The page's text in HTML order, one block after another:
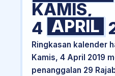
KAMIS,
4 APRIL
Ringkasan kalender
Kamis, 4 April 2019
penanggalan 29